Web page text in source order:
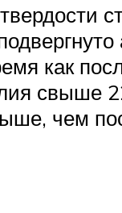
как
свыше
чем